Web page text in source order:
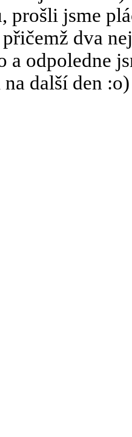
prošli jsme
dva
a odpoledne
další den :o)